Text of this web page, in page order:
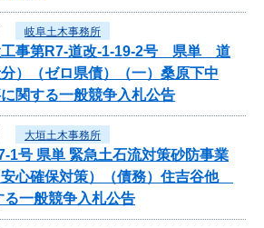
岐阜土木事務所
工事第R7-道改-1-19-2号 県単 道
）（ゼロ県債）（一）桑原下中
関する一般競争入札公告
大垣土木事務所
1号 県単 緊急土石流対策砂防事業
安心確保対策）（債務）住吉谷他
る一般競争入札公告